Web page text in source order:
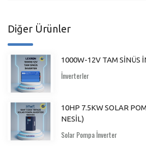
Diğer Ürünler
1000W-12V TAM SİNÜS
İnverterler
10HP 7.5KW SOLAR
NESİL)
Solar Pompa İnverter